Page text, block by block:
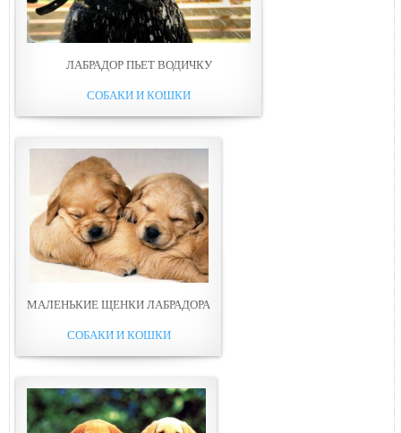
ЛАБРАДОР ПЬЕТ ВОДИЧКУ
СОБАКИ И КОШКИ
МАЛЕНЬКИЕ ЩЕНКИ ЛАБРАДОРА
СОБАКИ И КОШКИ